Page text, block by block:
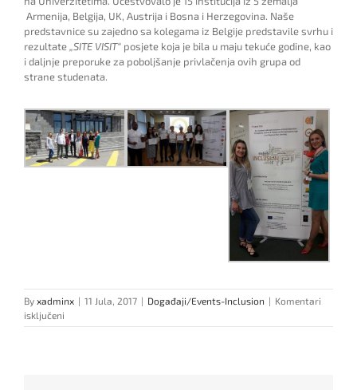
Armenija, Belgija, UK, Austrija i Bosna i Herzegovina. Naše
predstavnice su zajedno sa kolegama iz Belgije predstavile svrhu i
rezultate „SITE VISIT“ posjete koja je bila u maju tekuće godine, kao
i daljnje preporuke za poboljšanje privlačenja ovih grupa od
strane studenata.
By xadminx | 11 Jula, 2017 | Događaji/Events-Inclusion | Komentari
isključeni
TRAINING_YEREVAN